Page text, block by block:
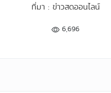
ที่มา : ข่าวสดออนไลน์
6,696